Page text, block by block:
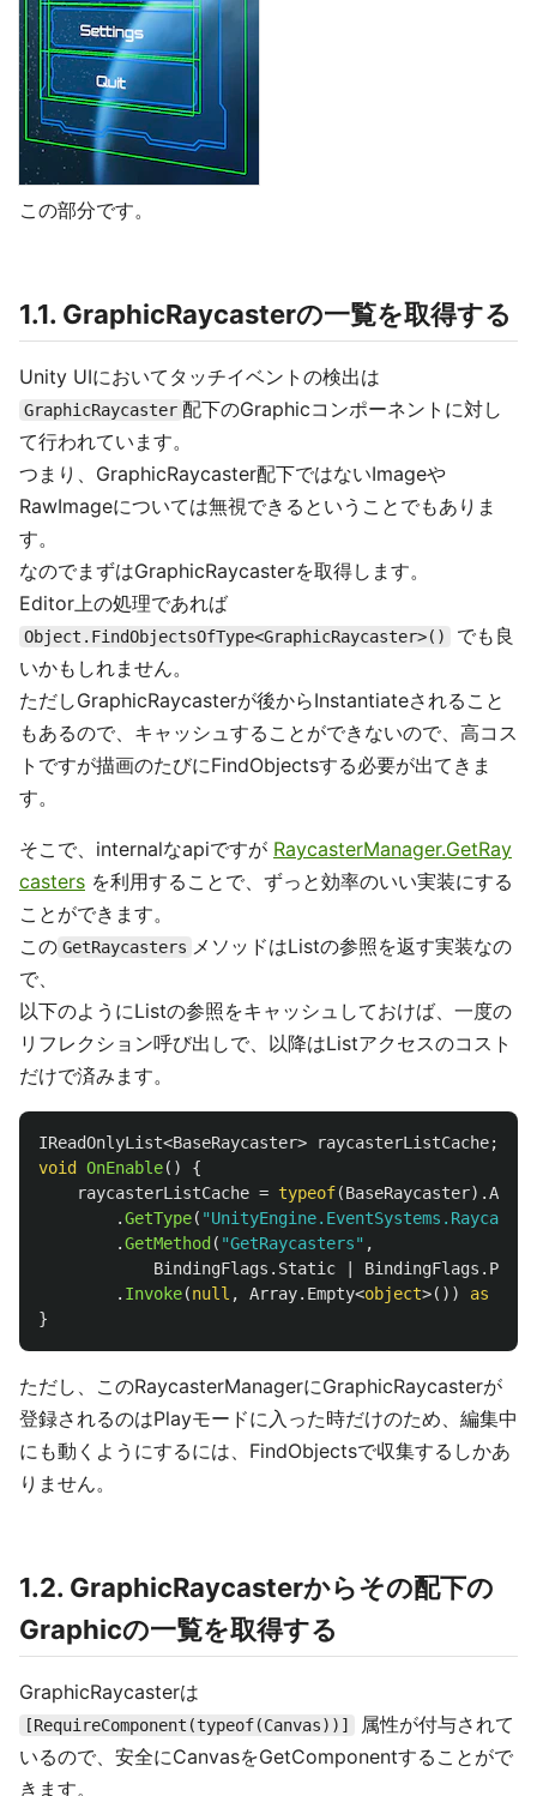
この部分です。
1.1. GraphicRaycasterの一覧を取得する
Unity UIにおいてタッチイベントの検出は
GraphicRaycaster 配下のGraphicコンポーネントに対し
て行われています。
つまり、GraphicRaycaster配下ではないImageや
RawImageについては無視できるということでもありま
す。
なのでまずはGraphicRaycasterを取得します。
Editor上の処理であれば
Object.FindObjectsOfType<GraphicRaycaster>()
でも良
いかもしれません。
ただしGraphicRaycasterが後からInstantiateされること
もあるので、キャッシュすることができないので、高コス
トですが描画のたびにFindObjectsする必要が出てきま
す。
そこで、internalなapiですが RaycasterManager.GetRay
casters を利用することで、ずっと効率のいい実装にする
ことができます。
この GetRaycasters メソッドはListの参照を返す実装なの
で、
以下のようにListの参照をキャッシュしておけば、一度の
リフレクション呼び出しで、以降はListアクセスのコスト
だけで済みます。
IReadOnlyList<BaseRaycaster> raycasterListCache;
void
OnEnable()
{
raycasterListCache = typeof(BaseRaycaster).
.GetType(
.GetMethod ( "GetRaycasters" ,
BindingFlags . Static BindingFlags .
. Invoke(null , Array. Empty<object>()) as
}
ただし、このRaycasterManagerにGraphicRaycasterが
登録されるのはPlayモードに入った時だけのため、編集中
にも動くようにするには、FindObjectsで収集するしかあ
りません。
1.2. GraphicRaycasterからその配下の
Graphicの一覧を取得する
GraphicRaycasterは
[RequireComponent(typeof(Canvas))]
属性が付与されて
いるので、安全にCanvasをGetComponentすることがで
きます。